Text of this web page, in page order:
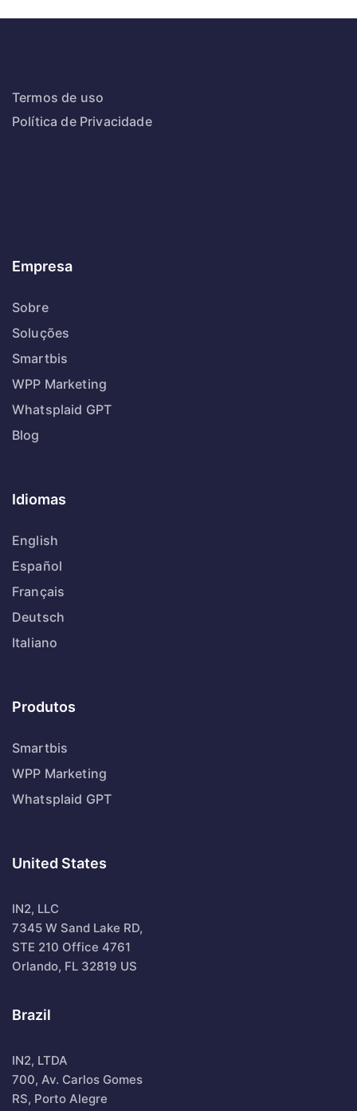
Termos de uso
Política de Privacidade
Empresa
Sobre
Soluções
Smartbis
WPP Marketing
Whatsplaid GPT
Blog
Idiomas
English
Español
Français
Deutsch
Italiano
Produtos
Smartbis
WPP Marketing
Whatsplaid GPT
United States
IN2, LLC
7345 W Sand Lake RD,
STE 210 Office 4761
Orlando, FL 32819 US
Brazil
IN2, LTDA
700, Av. Carlos Gomes
RS, Porto Alegre